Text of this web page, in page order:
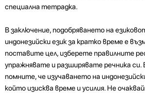
специална тетрадка.
В заключение, подобряването на
индонезийски език за кратко време е
поставите цел, изберете правилните
упражнявате и разширявате речника си.
помните, че изучаването на
който изисква време и усилия. Не